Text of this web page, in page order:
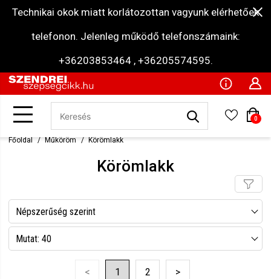
Technikai okok miatt korlátozottan vagyunk elérhetőek
telefonon. Jelenleg működő telefonszámaink:
+36203853464 , +36205574595.
0
Főoldal Műköröm Körömlakk
Körömlakk
Népszerűség szerint
Név szerint csökkenő
Mutat: 40
< 1 2 >